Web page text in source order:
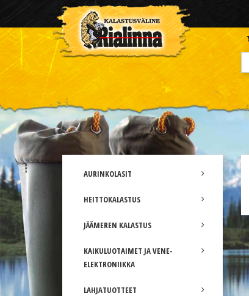
AURINKOLASIT
HEITTOKALASTUS
JÄÄMEREN KALASTUS
KAIKULUOTAIMET JA VENE-
ELEKTRONIIKKA
LAHJATUOTTEET